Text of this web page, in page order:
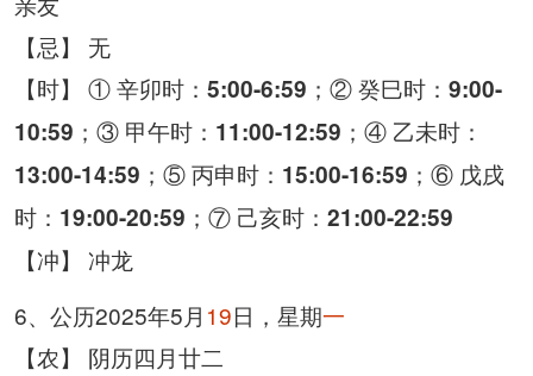
【忌】 无
【时】 ① 辛卯时： 5:00-6:59 ；② 癸巳时： 9:00-
10:59 ；③ 甲午时： 11:00-12:59 ；④ 乙未时：
13:00-14:59 ；⑤ 丙申时： 15:00-16:59 ；⑥ 戊戌
时： 19:00-20:59 ；⑦ 己亥时： 21:00-22:59
【冲】 冲龙
6、公历2025年5月 19日，星期一
【农】 阴历四月廿二